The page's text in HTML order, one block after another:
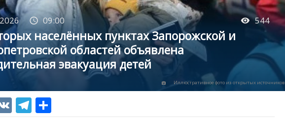
09:00 544
населённых пунктах Запорожской и
областей объявлена
эвакуация детей
Иллюстративное фото из открытых источников